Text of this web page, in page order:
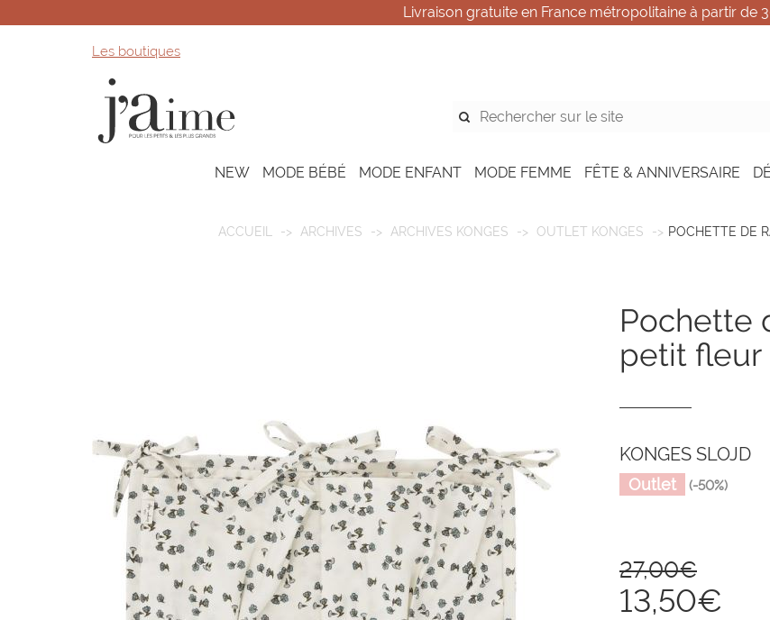
Livraison gratuite en France métropolitaine à partir de
Les boutiques
NEW MODE BÉBÉ MODE ENFANT MODE FEMME FÊTE & ANNIVERSAIRE
ACCUEIL ARCHIVES ARCHIVES KONGES OUTLET KONGES POCHETTE DE
pochette de rangement à nouer -
petit fleur
KONGES SLOJD
Outlet (-50%)
27,00€
13,50€